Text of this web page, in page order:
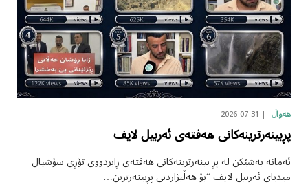
هەواڵ 2026-07-31
پڕبینەرترینەکانی هەفتەی ئەربیل لایف
ئەمانە بەشێکن لە پڕ بینەرترینەکانی هەفتەی ڕابردووی تۆڕی سۆشیال
میدیای ئەربیل لایف “بۆ هەڵبژاردنی پڕبینەرترین…